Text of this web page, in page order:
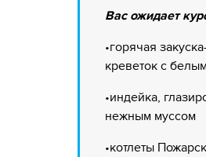
Вас ожидает
•горячая
креветок с
•индейка,
нежным муссом
•котлеты